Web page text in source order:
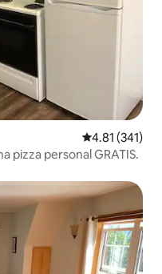
Calificación
4.81 (341)
pizza personal GRATIS.